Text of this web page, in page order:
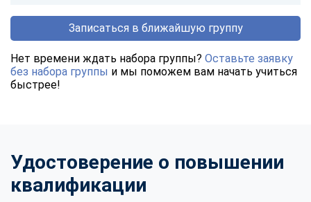
Записаться в ближайшую группу
Нет времени ждать набора группы? Оставьте заявку
без набора группы и мы поможем вам начать учиться
быстрее!
Удостоверение о повышении
квалификации